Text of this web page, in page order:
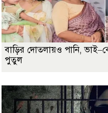
বাড়ির দোতলায়ও পানি,
পুতুল